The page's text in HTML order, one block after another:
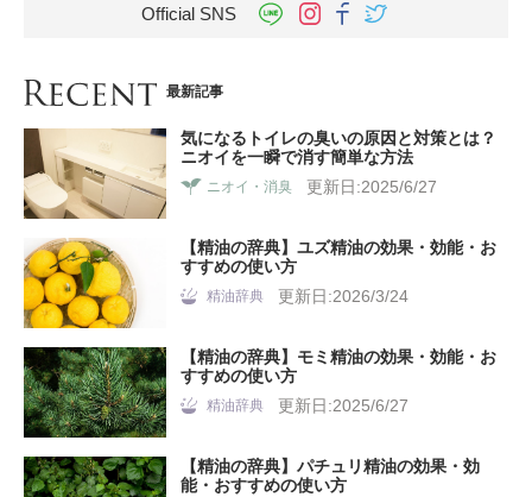
Official SNS
最新記事
気になるトイレの臭いの原因と対策とは？
ニオイを一瞬で消す簡単な方法
ニオイ・消臭 更新日:2025/6/27
【精油の辞典】ユズ精油の効果・効能・お
すすめの使い方
精油辞典 更新日:2026/3/24
【精油の辞典】モミ精油の効果・効能・お
すすめの使い方
精油辞典 更新日:2025/6/27
【精油の辞典】パチュリ精油の効果・効
能・おすすめの使い方